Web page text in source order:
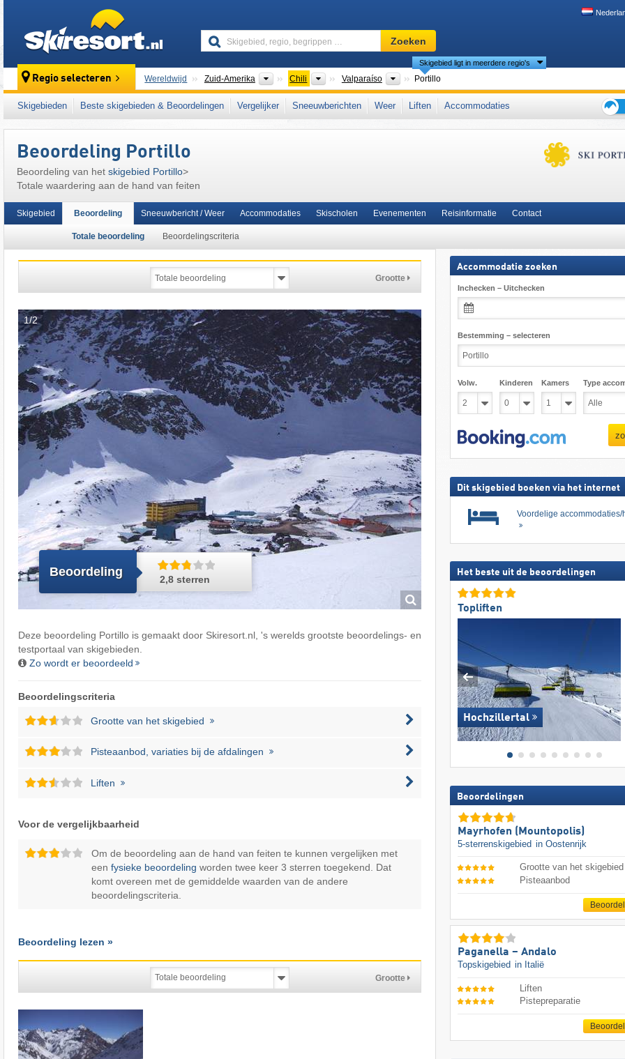
Skigebied,
regio,
begrippen
…
Zoeken
Regio selecteren Wereldwijd Zuid-Amerika Continenten
Chili LandenValparaíso Regio's
Skigebied ligt in meerdere regio's
Portillo
Dit skigebied ligt ook in: Centraal-Andes, Andes
Skigebieden Beste skigebieden & Beoordelingen Vergelijker Sneeuwberichten Weer Liften
Accommodaties
de
Beoordeling Portillo
Beoordeling van het skigebied Portillo>
Totale waardering aan de hand van feiten
Skigebied Beoordeling
Totale beoordeling Beoordelingscriteria
Sneeuwbericht / Weer Accommodaties Skischolen Evenementen Reisinformatie Contact
Grootte
1/2
Beoordeling
2,8 sterren
Deze beoordeling Portillo is gemaakt door Skiresort.nl, 's werelds grootste beoordelings- en
testportaal van skigebieden.
Zo wordt er beoordeeld
Beoordelingscriteria
Grootte van het skigebied
Pisteaanbod, variaties bij de afdalingen
Liften
Voor de vergelijkbaarheid
Om de beoordeling aan de hand van feiten te kunnen vergelijken met
een fysieke beoordeling worden twee keer 3 sterren toegekend. Dat
komt overeen met de gemiddelde waarden van de andere
beoordelingscriteria.
Beoordeling lezen »
Grootte
Accommodatie zoeken
Inchecken – Uitchecken
Bestemming – selecteren
Volw. Kinderen Kamers Type
Dit skigebied boeken via het internet
Voordelige accommodaties/
Het beste uit de beoordelingen
Topliften
Hochzillertal
Beoordelingen
Mayrhofen (Mountopolis)
5-sterrenskigebied in Oostenrijk
Grootte van het skigebied
Pisteaanbod
Paganella – Andalo
Topskigebied in Italië
Liften
Pistepreparatie